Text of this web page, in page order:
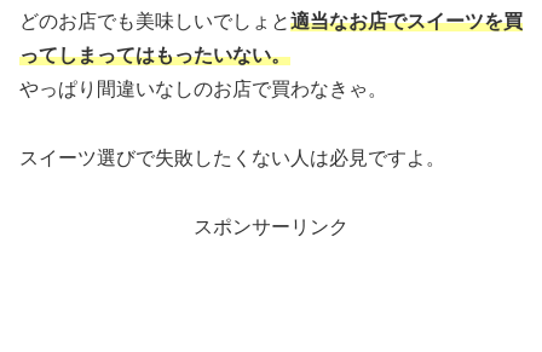
どのお店でも美味しいでしょと適当なお店でスイーツを買
ってしまってはもったいない。
やっぱり間違いなしのお店で買わなきゃ。
スイーツ選びで失敗したくない人は必見ですよ。
スポンサーリンク